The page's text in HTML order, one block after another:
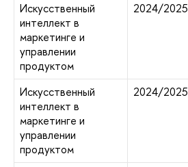
Искусственный
интеллект в
маркетинге и
управлении
продуктом
2024/2025
Искусственный
интеллект в
маркетинге и
управлении
продуктом
2024/2025